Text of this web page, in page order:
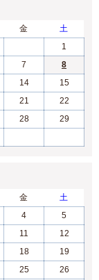
金
土
1
7
8
14
15
21
22
28
29
金
土
4
5
11
12
18
19
25 26